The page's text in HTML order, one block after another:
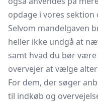
opdage i vores sektion
Selvom mandelgaven
heller ikke undgå at
samt hvad du bør
overvejer at vælge
For dem, der søger
til indkøb og